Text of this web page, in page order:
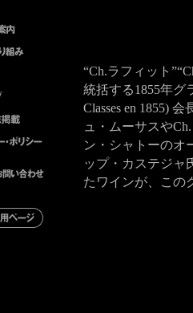
“Ch.ラフィット
統括する1855年グ
Classes en 1855)
ュ・ムーサスや
ン・シャトーのオ
ップ・カステジャ
たワインが、この